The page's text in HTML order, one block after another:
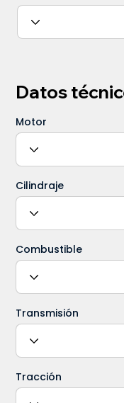
Datos
Motor
Cilindraje
Combustible
Transmisión
Tracción